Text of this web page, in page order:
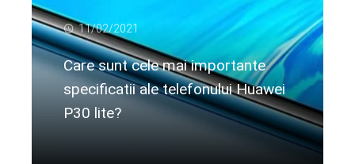
11/02/2021
Care sunt cele mai importante
specificatii ale telefonului Huawei
P30 lite?